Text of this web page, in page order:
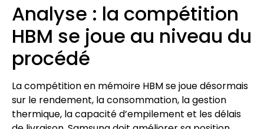
Analyse : la compétition
HBM se joue au niveau du
procédé
La compétition en mémoire HBM se joue désormais
sur le rendement, la consommation, la gestion
thermique, la capacité d’empilement et les délais